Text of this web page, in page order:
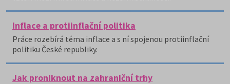
Inflace a protiinflační politika
Práce rozebírá téma inflace a s ní spojenou protiinflační
politiku České republiky.
Jak proniknout na zahraniční trhy